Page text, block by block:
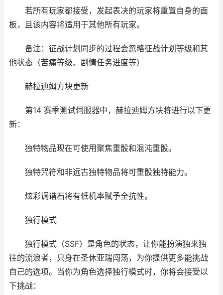
若所有玩家都接受，发起表决的玩家将重置自身的面
板，且该内容将适用于其他所有玩家。
备注：征战计划同步的过程会忽略征战计划等级和其
他状态（苦痛等级、剧情任务进度等）
赫拉迪姆方块更新
第14 赛季测试伺服器中，赫拉迪姆方块将进行以下更
新：
独特物品现在可使用聚焦重骰和混沌重骰。
独特咒符和非远古独特物品将可重骰独特能力。
炫彩调谐石将有低机率赋予全抗性。
独行模式
独行模式（SSF）是角色的状态，让你能扮演独来独
往的流浪者，只身在圣休亚瑞闯荡，为你提供更多能挑战
自己的选项。当你为角色选择独行模式时，你将会接受以
下挑战：